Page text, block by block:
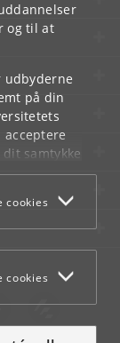
og til at
udbyderne
på din
samtykke
i
cookies
cookies